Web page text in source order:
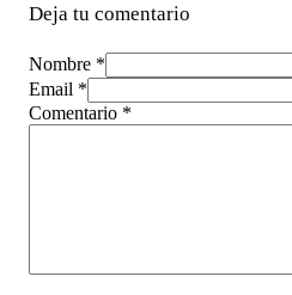
Deja tu comentario
Nombre *
Email *
Comentario *